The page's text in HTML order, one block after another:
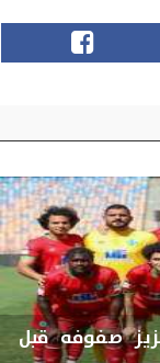
صفوفه قبل